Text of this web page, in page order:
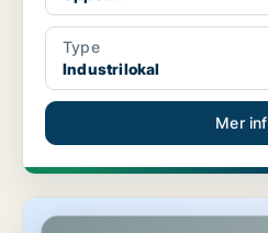
Type
Industrilokal
Mer
Lager i Knivsta